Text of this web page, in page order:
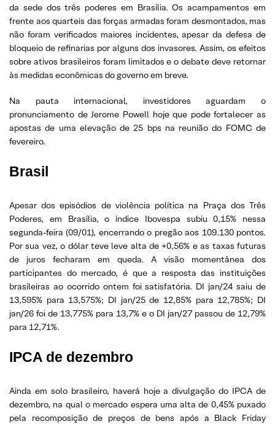
da sede dos três poderes em Brasília. Os acampamentos em
frente aos quarteis das forças armadas foram desmontados, mas
não foram verificados maiores incidentes, apesar da defesa de
bloqueio de refinarias por alguns dos invasores. Assim, os efeitos
sobre ativos brasileiros foram limitados e o debate deve retornar
às medidas econômicas do governo em breve.
Na pauta internacional, investidores aguardam o
pronunciamento de Jerome Powell hoje que pode fortalecer as
apostas de uma elevação de 25 bps na reunião do FOMC de
fevereiro.
Brasil
Apesar dos episódios de violência política na Praça dos Três
Poderes, em Brasília, o índice Ibovespa subiu 0,15% nessa
segunda-feira (09/01), encerrando o pregão aos 109.130 pontos.
Por sua vez, o dólar teve leve alta de +0,56% e as taxas futuras
de juros fecharam em queda. A visão momentânea dos
participantes do mercado, é que a resposta das instituições
brasileiras ao ocorrido ontem foi satisfatória. DI jan/24 saiu de
13,595% para 13,575%; DI jan/25 de 12,85% para 12,785%; DI
jan/26 foi de 13,775% para 13,7% e o DI jan/27 passou de 12,79%
para 12,71%.
IPCA de dezembro
Ainda em solo brasileiro, haverá hoje a divulgação do IPCA de
dezembro, na qual o mercado espera uma alta de 0,45% puxado
pela recomposição de preços de bens após a Black Friday